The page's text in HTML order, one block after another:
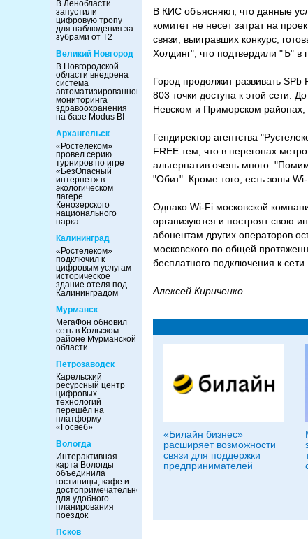
В Ленобласти
запустили
цифровую тропу
для наблюдения за
зубрами от Т2
Великий Новгород
В Новгородской
области внедрена
система
автоматизированного
мониторинга
здравоохранения
на базе Modus BI
Архангельск
«Ростелеком»
провел серию
турниров по игре
«БезОпасный
интернет» в
экологическом
лагере
Кенозерского
национального
парка
Калининград
«Ростелеком»
подключил к
цифровым услугам
историческое
здание отеля под
Калининградом
Мурманск
МегаФон обновил
сеть в Кольском
районе Мурманской
области
Петрозаводск
Карельский
ресурсный центр
цифровых
технологий
перешёл на
платформу
«Госвеб»
Вологда
Интерактивная
карта Вологды
объединила
гостиницы, кафе и
достопримечательности
для удобного
планирования
поездок
Псков
В КИС объясняют, что данные
комитет не несет затрат на
связи, выигравших конкурс,
Холдинг", что подтвердили "Ъ" в
Город продолжит развивать
803 точки доступа к этой сети.
Невском и Приморском
Гендиректор агентства
FREE тем, что в перегонах
альтернатив очень много.
"Обит". Кроме того, есть зоны
Однако Wi-Fi московской
организуются и построят свою
абонентам других операторов
московского по общей
бесплатного подключения к
Алексей Кириченко
«Билайн бизнес»
расширяет возможности
связи для поддержки
предпринимателей